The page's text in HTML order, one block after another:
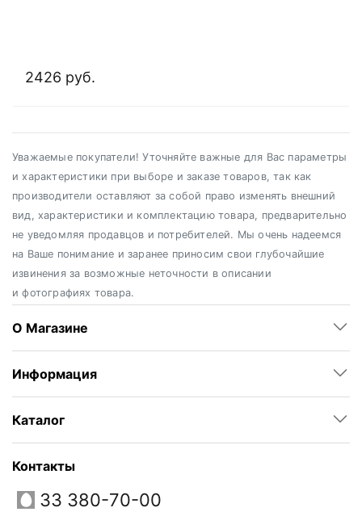
2426 руб.
Уважаемые покупатели! Уточняйте важные для Вас параметры
и характеристики при выборе и заказе товаров, так как
производители оставляют за собой право изменять внешний
вид, характеристики и комплектацию товара, предварительно
не уведомляя продавцов и потребителей. Мы очень надеемся
на Ваше понимание и заранее приносим свои глубочайшие
извинения за возможные неточности в описании
и фотографиях товара.
О Магазине
Информация
Каталог
Контакты
33 380-70-00